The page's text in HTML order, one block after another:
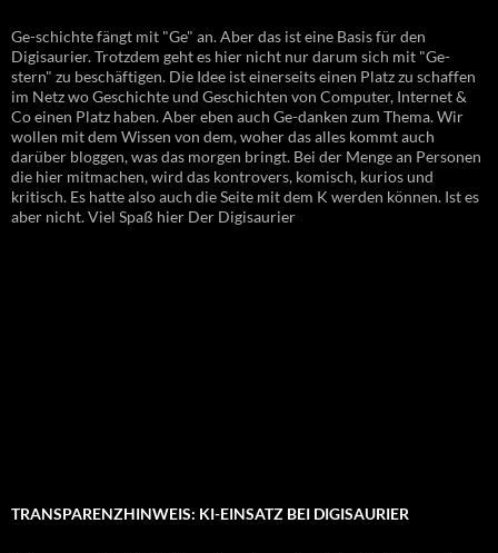
Ge-schichte fängt mit "Ge" an. Aber das ist eine Basis für den
Digisaurier. Trotzdem geht es hier nicht nur darum sich mit "Ge-
stern" zu beschäftigen. Die Idee ist einerseits einen Platz zu schaffen
im Netz wo Geschichte und Geschichten von Computer, Internet &
Co einen Platz haben. Aber eben auch Ge-danken zum Thema. Wir
wollen mit dem Wissen von dem, woher das alles kommt auch
darüber bloggen, was das morgen bringt. Bei der Menge an Personen
die hier mitmachen, wird das kontrovers, komisch, kurios und
kritisch. Es hatte also auch die Seite mit dem K werden können. Ist es
aber nicht. Viel Spaß hier Der Digisaurier
TRANSPARENZHINWEIS: KI-EINSATZ BEI DIGISAURIER